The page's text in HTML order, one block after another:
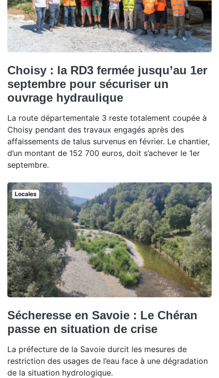
Choisy : la RD3 fermée jusqu’au 1er
septembre pour sécuriser un
ouvrage hydraulique
La route départementale 3 reste totalement coupée à
Choisy pendant des travaux engagés après des
affaissements de talus survenus en février. Le chantier,
d’un montant de 152 700 euros, doit s’achever le 1er
septembre.
Locales
Sécheresse en Savoie : Le Chéran
passe en situation de crise
La préfecture de la Savoie durcit les mesures de
restriction des usages de l’eau face à une dégradation
de la situation hydrologique.